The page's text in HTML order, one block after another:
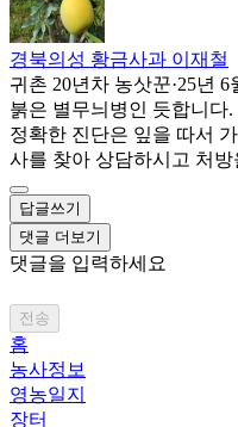
경북의성 황금사과 이재철
귀촌 20년차 농삿꾼·25년 6
붉은 별무늬병인 듯합니다.
정확한 진단은 잎을 따서
사를 찾아 상담하시고 처
답글쓰기
댓글 더보기
댓글을 입력하세요
전송
홈
농사정보
영농일지
장터